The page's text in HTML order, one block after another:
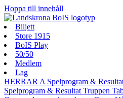
Hoppa till innehåll
Biljett
Store 1915
BoIS Play
50/50
Medlem
Lag
HERRAR A Spelprogram &
Spelprogram & Resultat Truppen